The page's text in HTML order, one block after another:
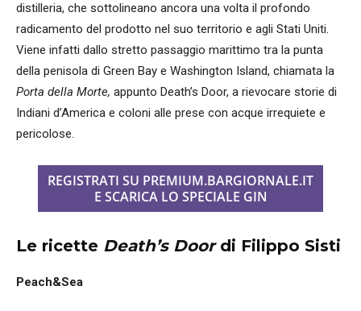
distilleria, che sottolineano ancora una volta il profondo
radicamento del prodotto nel suo territorio e agli Stati Uniti.
Viene infatti dallo stretto passaggio marittimo tra la punta
della penisola di Green Bay e Washington Island, chiamata la
Porta della Morte, appunto Death’s Door, a rievocare storie di
Indiani d’America e coloni alle prese con acque irrequiete e
pericolose.
REGISTRATI SU PREMIUM.BARGIORNALE.IT
E SCARICA LO SPECIALE GIN
Le ricette Death’s Doordi Filippo Sisti
Peach&Sea